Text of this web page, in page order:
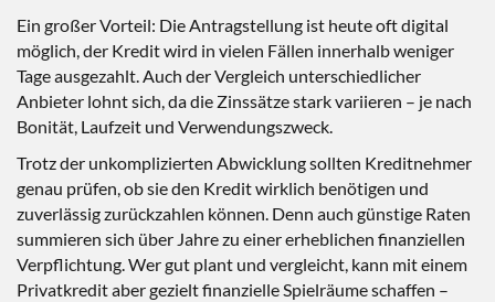
Ein großer Vorteil: Die Antragstellung ist heute oft digital
möglich, der Kredit wird in vielen Fällen innerhalb weniger
Tage ausgezahlt. Auch der Vergleich unterschiedlicher
Anbieter lohnt sich, da die Zinssätze stark variieren – je nach
Bonität, Laufzeit und Verwendungszweck.
Trotz der unkomplizierten Abwicklung sollten Kreditnehmer
genau prüfen, ob sie den Kredit wirklich benötigen und
zuverlässig zurückzahlen können. Denn auch günstige Raten
summieren sich über Jahre zu einer erheblichen finanziellen
Verpflichtung. Wer gut plant und vergleicht, kann mit einem
Privatkredit aber gezielt finanzielle Spielräume schaffen –